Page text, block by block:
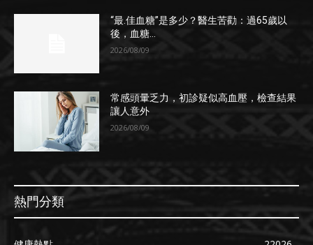
“最.佳血糖”是多少？醫生苦勸：過65歲以
後，血糖...
2026/08/09
常感頭暈乏力，初診疑似高血壓，檢查結果
讓人意外
2026/08/09
熱門分類